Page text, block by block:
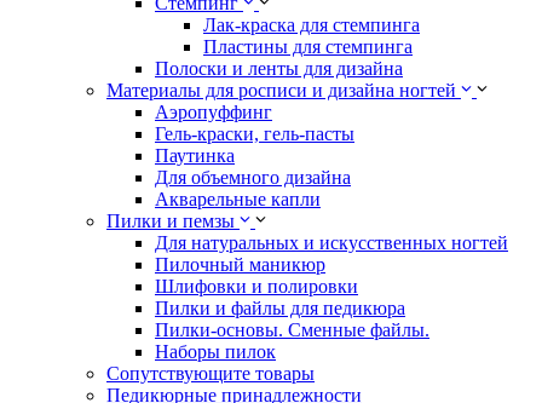
Лак-краска для стемпинга
Пластины для стемпинга
Полоски и ленты для дизайна
Материалы для росписи и дизайна ногтей
Аэропуффинг
Гель-краски, гель-пасты
Паутинка
Для объемного дизайна
Акварельные капли
Пилки и пемзы
Для натуральных и искусственных ногтей
Пилочный маникюр
Шлифовки и полировки
Пилки и файлы для педикюра
Пилки-основы. Сменные файлы.
Наборы пилок
Сопутствующите товары
Педикюрные принадлежности